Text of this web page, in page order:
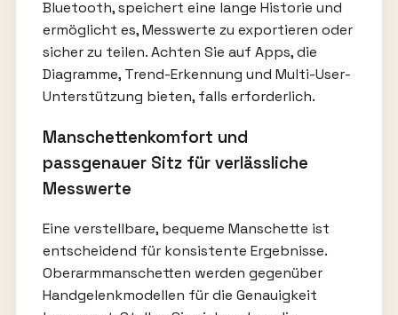
Bluetooth, speichert eine lange Historie und
ermöglicht es, Messwerte zu exportieren oder
sicher zu teilen. Achten Sie auf Apps, die
Diagramme, Trend-Erkennung und Multi-User-
Unterstützung bieten, falls erforderlich.
Manschettenkomfort und
passgenauer Sitz für verlässliche
Messwerte
Eine verstellbare, bequeme Manschette ist
entscheidend für konsistente Ergebnisse.
Oberarmmanschetten werden gegenüber
Handgelenkmodellen für die Genauigkeit